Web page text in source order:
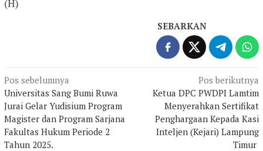
(H)
SEBARKAN
Navigasi
pos
Pos sebelumnya
Universitas Sang Bumi Ruwa
Jurai Gelar Yudisium Program
Magister dan Program Sarjana
Fakultas Hukum Periode 2
Tahun 2025.
Pos berikutnya
Ketua DPC PWDPI Lamtim
Menyerahkan Sertifikat
Penghargaan Kepada Kasi
Inteljen (Kejari) Lampung
Timur